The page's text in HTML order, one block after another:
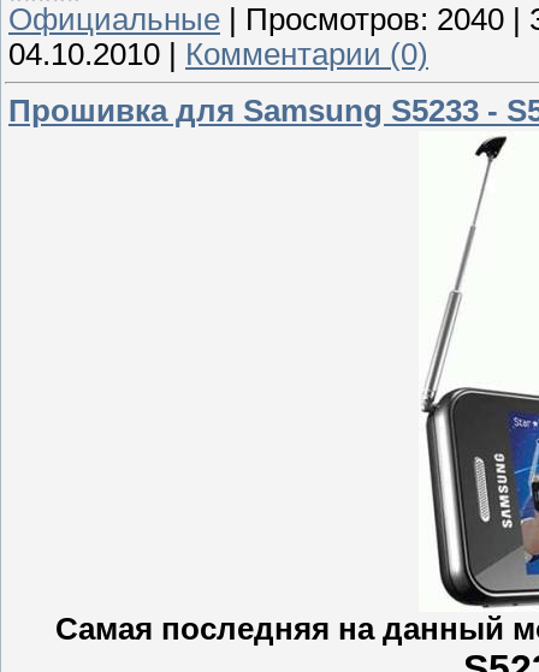
Официальные | Просмотров: 2040 |
04.10.2010 | Комментарии (0)
Прошивка для Samsung S5233 -
Cамая последняя на данный